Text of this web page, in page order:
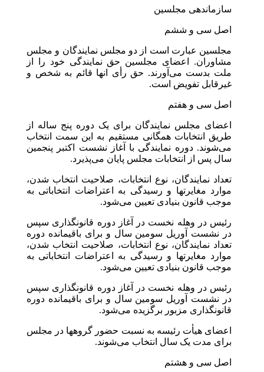
سازماندهی مجلسین
اصل سی و ششم
مجلسین عبارت است از دو مجلس نمایندگان و مجلس
مشاوران. اعضای مجلسین حق نمایندگی خود را از
ملت بدست می‌آورند. حق رأی انها قائم به شخص و
غیر‌قابل تفویض است.
اصل سی و هفتم
اعضای مجلس نمایندگان برای یک دوره پنج ساله از
طریق انتخابات همگانی مستقیم به این سمت انتخاب
می‌شوند. دوره نمایندگی با آغاز نشست اکتبر پنجمین
سال پس از انتخابات مجلس پایان می‌پذیرد.
تعداد نمایندگان، نوع انتخابات، صلاحیت انتخاب شدن،
موارد مغایرتها و رسیدگی به اعتراضات انتخاباتی به
موجب قانون بنیادی تعیین می‌شود.
رئیس در وهله نخست در آغاز دوره قانونگذاری سپس
در نشست آوریل سومین سال و برای باقیمانده دوره
تعداد نمایندگان، نوع انتخابات، صلاحیت انتخاب شدن،
موارد مغایرتها و رسیدگی به اعتراضات انتخاباتی به
موجب قانون بنیادی تعیین می‌شود.
رئیس در وهله نخست در آغاز دوره قانونگذاری سپس
در نشست آوریل سومین سال و برای باقیمانده دوره
قانونگذاری مزبور برگزیده می‌شود.
اعضای هیأت رئیسه به نسبت حضور گروهها در مجلس
برای مدت یک سال انتخاب می‌شوند.
اصل سی و هشتم